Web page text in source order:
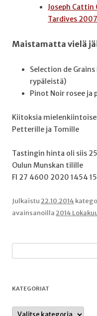
Joseph
Tardives 2007
Maistamatta vielä
Selection de
rypäleistä)
Pinot Noir rosee ja
Kiitoksia
Petterille ja Tomille
Tastingin hinta oli siis
Oulun Munskan tilille
FI 27 4600 2020 1454
Julkaistu22.10.2014
avainsanoilla2014
KATEGORIAT
Kategoriat